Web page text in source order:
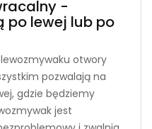
-
po lewej lub po
otwory
pozwalają na
gdzie będziemy
jest